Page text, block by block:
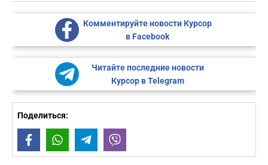
Комментируйте новости Курсор
в Facebook
Читайте последние новости
Курсор в Telegram
Поделиться:
FacebookWhatsAppTelegram